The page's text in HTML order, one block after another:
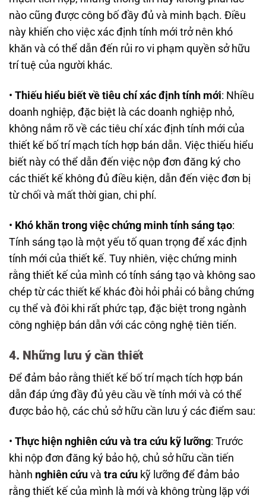
nào cũng được công bố đầy đủ và minh bạch. Điều
này khiến cho việc xác định tính mới trở nên khó
khăn và có thể dẫn đến rủi ro vi phạm quyền sở hữu
trí tuệ của người khác.
• Thiếu hiểu biết về tiêu chí xác định tính mới: Nhiều
doanh nghiệp, đặc biệt là các doanh nghiệp nhỏ,
không nắm rõ về các tiêu chí xác định tính mới của
thiết kế bố trí mạch tích hợp bán dẫn. Việc thiếu hiểu
biết này có thể dẫn đến việc nộp đơn đăng ký cho
các thiết kế không đủ điều kiện, dẫn đến việc đơn bị
từ chối và mất thời gian, chi phí.
• Khó khăn trong việc chứng minh tính sáng tạo:
Tính sáng tạo là một yếu tố quan trọng để xác định
tính mới của thiết kế. Tuy nhiên, việc chứng minh
rằng thiết kế của mình có tính sáng tạo và không sao
chép từ các thiết kế khác đòi hỏi phải có bằng chứng
cụ thể và đôi khi rất phức tạp, đặc biệt trong ngành
công nghiệp bán dẫn với các công nghệ tiên tiến.
4. Những lưu ý cần thiết
Để đảm bảo rằng thiết kế bố trí mạch tích hợp bán
dẫn đáp ứng đầy đủ yêu cầu về tính mới và có thể
được bảo hộ, các chủ sở hữu cần lưu ý các điểm sau:
• Thực hiện nghiên cứu và tra cứu kỹ lưỡng: Trước
khi nộp đơn đăng ký bảo hộ, chủ sở hữu cần tiến
hành nghiên cứu và tra cứu kỹ lưỡng để đảm bảo
rằng thiết kế của mình là mới và không trùng lặp với